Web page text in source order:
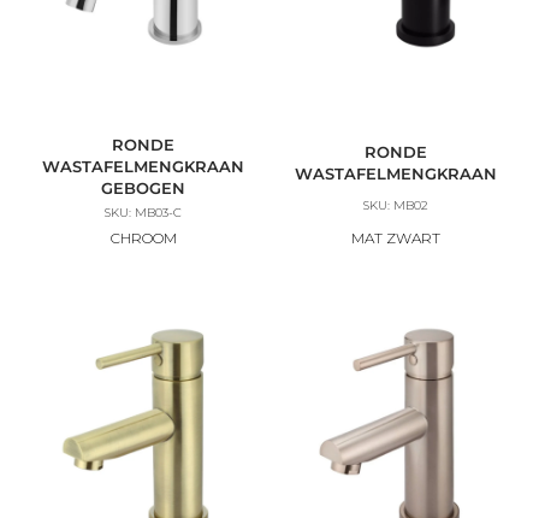
CHROOM
RONDE
WASTAFELMENGKRAAN
GEBOGEN
SKU: MB03-C
MAT ZWART
RONDE
WASTAFELMENGKRAAN
SKU: MB02